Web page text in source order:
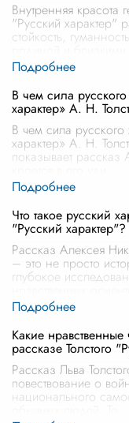
Внутренняя красота
"Русский характер"
стойкость,
В чем сила
характер» А. Н.
В чем сила
характер» А. Н.
показывает рассказ
Что такое русский
"Русский характер"?
Рассказ Алексея
– это не просто
глубокое
Какие
рассказе Толстого
Рассказ Льва
повествование о
национального